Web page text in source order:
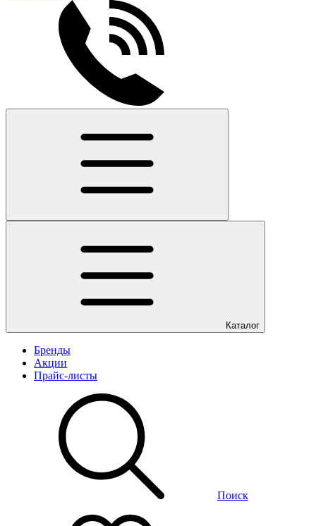
Каталог
Бренды
Акции
Прайс-листы
Поиск